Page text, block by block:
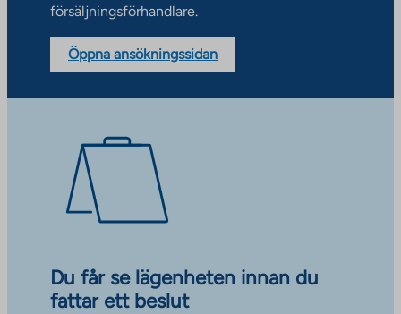
försäljningsförhandlare.
Öppna ansökningssidan
Du får se lägenheten innan du
fattar ett beslut